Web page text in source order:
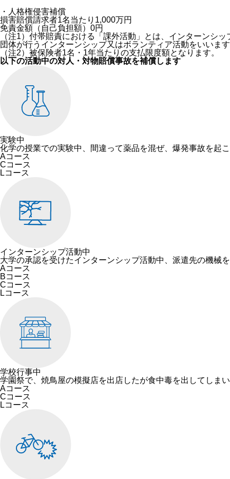
・人格権侵害補償
損害賠償請求者1名当たり1,000万円
免責金額（自己負担額）0円
（注1）付帯賠責における「課外活動」とは、インターンシ
団体が行うインターンシップ又はボランティア活動をいいま
（注2）被保険者1名・1年当たりの支払限度額となります。
以下の活動中の対人・対物賠償事故を補償します
実験中
化学の授業での実験中、間違って薬品を混ぜ、爆発事故を起
Aコース
Cコース
Lコース
インターンシップ活動中
大学の承認を受けたインターンシップ活動中、派遣先の機械
Aコース
Bコース
Cコース
Lコース
学校行事中
学園祭で、焼鳥屋の模擬店を出店したが食中毒を出してしま
Aコース
Cコース
Lコース